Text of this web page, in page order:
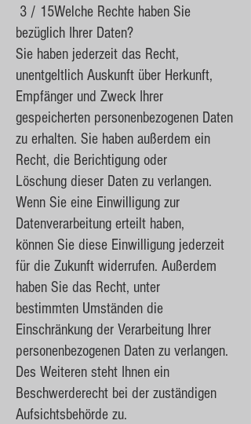
3 / 15Welche Rechte haben Sie
bezüglich Ihrer Daten?
Sie haben jederzeit das Recht,
unentgeltlich Auskunft über Herkunft,
Empfänger und Zweck Ihrer
gespeicherten personenbezogenen Daten
zu erhalten. Sie haben außerdem ein
Recht, die Berichtigung oder
Löschung dieser Daten zu verlangen.
Wenn Sie eine Einwilligung zur
Datenverarbeitung erteilt haben,
können Sie diese Einwilligung jederzeit
für die Zukunft widerrufen. Außerdem
haben Sie das Recht, unter
bestimmten Umständen die
Einschränkung der Verarbeitung Ihrer
personenbezogenen Daten zu verlangen.
Des Weiteren steht Ihnen ein
Beschwerderecht bei der zuständigen
Aufsichtsbehörde zu.